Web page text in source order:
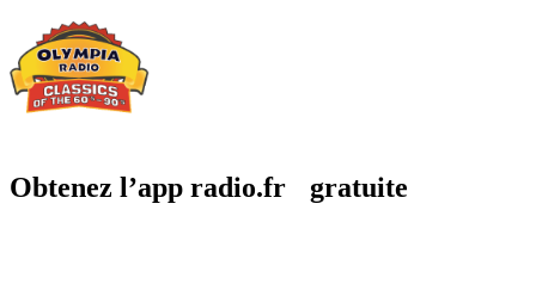
Obtenez l’app radio.fr gratuite